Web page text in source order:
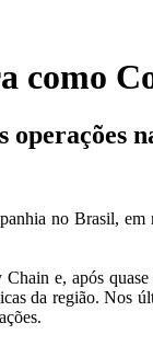
como
no Brasil,
e, após
da região. Nos